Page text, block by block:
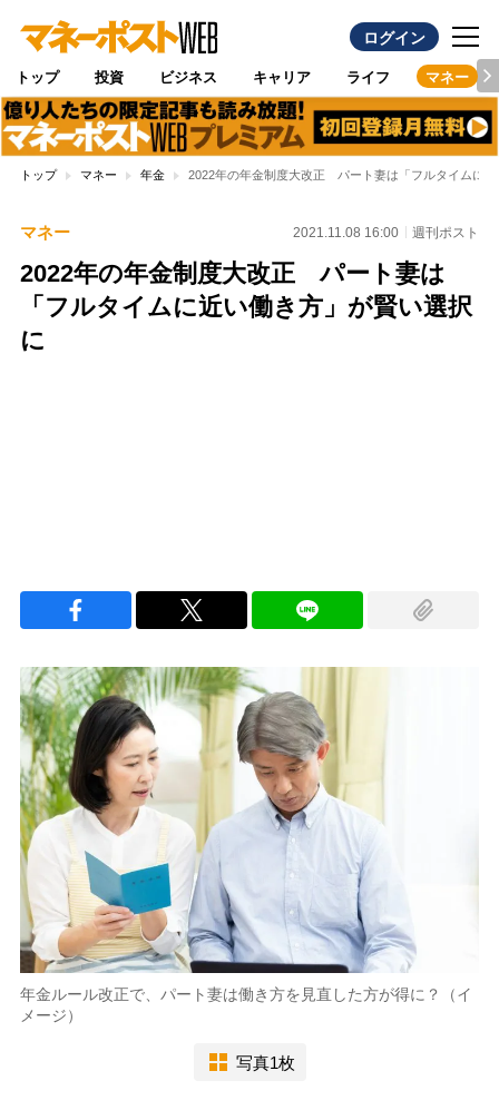
ログイン
トップ 投資 ビジネス キャリア ライフ マネー
トップ マネー 年金 2022年の年金制度大改正 パート妻は「フルタイムに
マネー 2021.11.08 16:00 週刊ポスト
2022年の年金制度大改正 パート妻は
「フルタイムに近い働き方」が賢い選択
に
年金ルール改正で、パート妻は働き方を見直した方が得に？（イ
メージ）
写真1枚